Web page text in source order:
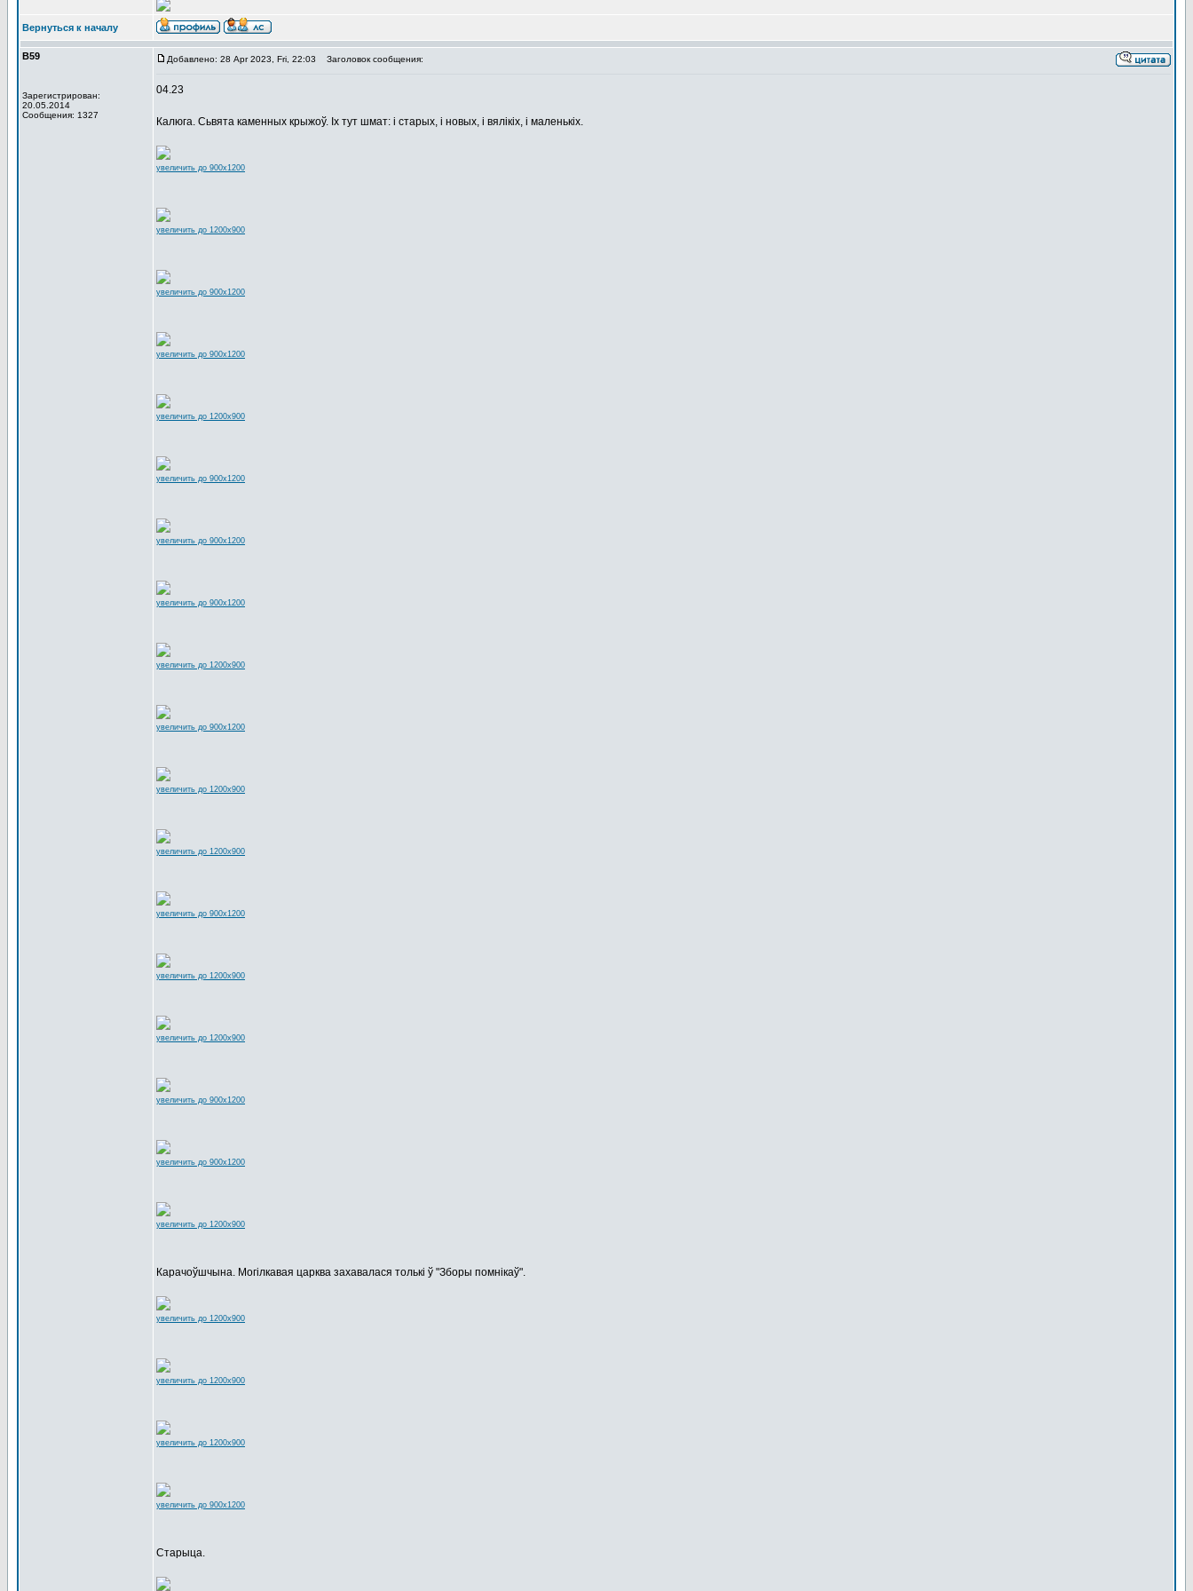
Вернуться к началу
В59
Зарегистрирован:
20.05.2014
Сообщения: 1327
Добавлено: 28 Apr 2023, Fri, 22:03 Заголовок сообщения:
04.23
Калюга. Сьвята каменных крыжоў. Іх тут шмат: і старых, і новых, і вялікіх, і маленькіх.
увеличить до 900x1200
увеличить до 1200x900
увеличить до 900x1200
увеличить до 900x1200
увеличить до 1200x900
увеличить до 900x1200
увеличить до 900x1200
увеличить до 900x1200
увеличить до 1200x900
увеличить до 900x1200
увеличить до 1200x900
увеличить до 1200x900
увеличить до 900x1200
увеличить до 1200x900
увеличить до 1200x900
увеличить до 900x1200
увеличить до 900x1200
увеличить до 1200x900
Карачоўшчына. Могілкавая царква захавалася толькі ў "Зборы помнікаў".
увеличить до 1200x900
увеличить до 1200x900
увеличить до 1200x900
увеличить до 900x1200
Старыца.